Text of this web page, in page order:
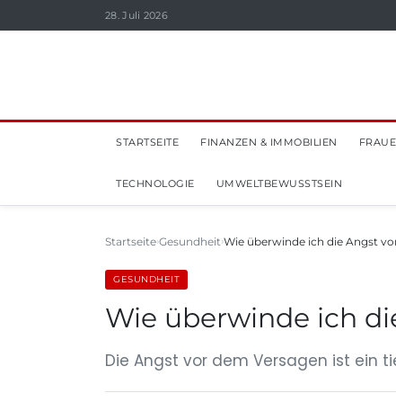
28. Juli 2026
STARTSEITE FINANZEN & IMMOBILIEN
TECHNOLOGIE UMWELTBEWUSSTSEIN
Startseite Gesundheit Wie überwinde ich die Angst
GESUNDHEIT
Wie überwinde ich
Die Angst vor dem Versagen ist ein